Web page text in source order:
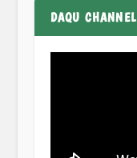
DAQU CHANNEL